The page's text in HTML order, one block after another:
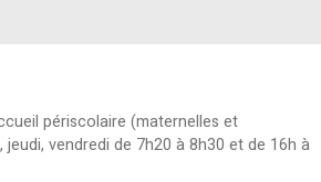
périscolaire (maternelles et
jeudi, vendredi de 7h20 à 8h30 et de 16h à